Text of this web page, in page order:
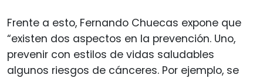
Frente a esto, Fernando Chuecas expone que
“existen dos aspectos en la prevención. Uno,
prevenir con estilos de vidas saludables
algunos riesgos de cánceres. Por ejemplo, se